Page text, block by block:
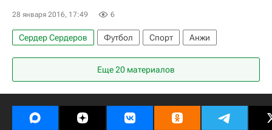
28 января 2016, 17:49 6
Сердер Сердеров Футбол Спорт Анжи
Еще 20 материалов